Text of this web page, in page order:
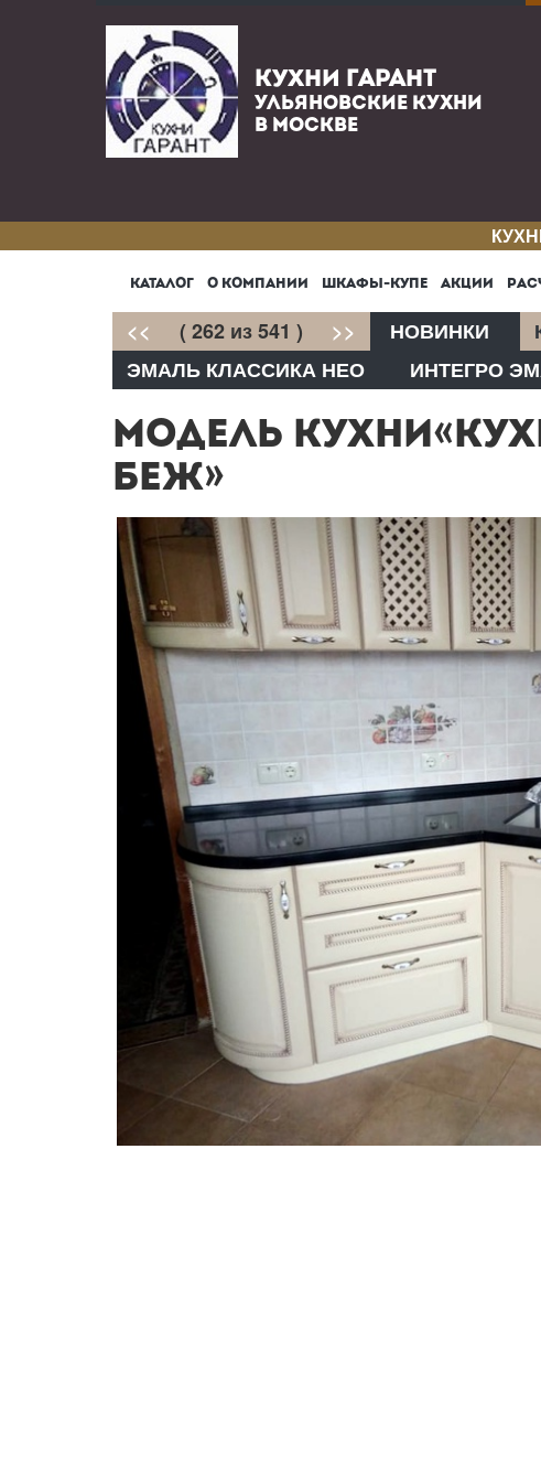
КУХНИ ГАРАНТ
УЛЬЯНОВСКИЕ КУХНИ
В МОСКВЕ
КАТАЛОГ О КОМПАНИИ ШКАФЫ-КУПЕ АКЦИИ
<< ( 262 из 541 ) >> НОВИНКИ
ЭМАЛЬ КЛАССИКА НЕО
ИНТЕГРО
МОДЕЛЬ
БЕЖ»